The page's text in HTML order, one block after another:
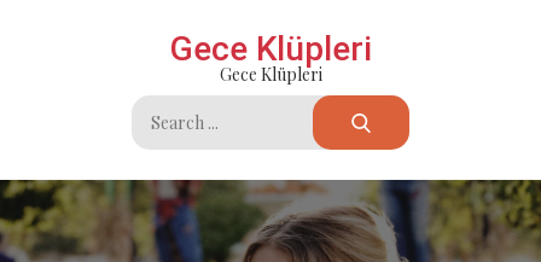
Gece Klüpleri
Gece Klüpleri
Search
for: